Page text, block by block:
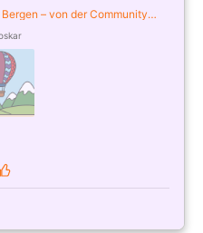
– von der Community